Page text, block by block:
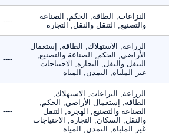
النزاعات, الطاقه, الحكم, الصناعة
والتصنيع, التنقل والنقل, التجاره
----
الزراعة, الاستهلاك, الطاقه, إستعمال
الأراضي, الحكم, الصناعة والتصنيع,
التنقل والنقل, التجاره, الاحتياجات
غير الملباه, التمدن, المياه
----
الزراعة, النزاعات, الاستهلاك,
الطاقه, إستعمال الأراضي, الحكم,
الصناعة والتصنيع, الهجرة, التنقل
والنقل, السكان, التجاره, الاحتياجات
غير الملباه, التمدن, المياه
----